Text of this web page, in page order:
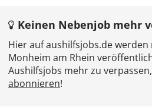
Keinen Nebenjob mehr
Hier auf aushilfsjobs.de
Monheim am Rhein
Aushilfsjobs mehr zu
abonnieren!